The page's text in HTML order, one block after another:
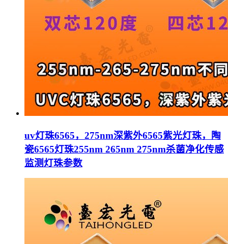
uv灯珠6565，275nm深紫外6565紫光灯珠，陶
瓷6565灯珠255nm 265nm 275nm杀菌净化传感
监测灯珠参数